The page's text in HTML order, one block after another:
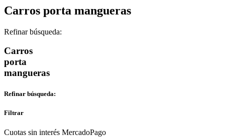
Carros porta mangueras
Refinar búsqueda:
Carros
porta
mangueras
Refinar búsqueda:
Filtrar
Cuotas sin interés MercadoPago